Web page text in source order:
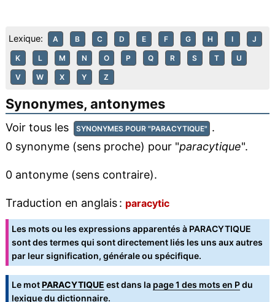
Lexique: A B C D E F G H I J
K L M N O P Q R S T U
V W X Y Z
Synonymes, antonymes
Voir tous les SYNONYMES POUR "PARACYTIQUE" .
0 synonyme (sens proche) pour "paracytique".
0 antonyme (sens contraire).
Traduction en anglais : paracytic
Les mots ou les expressions apparentés à PARACYTIQUE
sont des termes qui sont directement liés les uns aux autres
par leur signification, générale ou spécifique.
Le motPARACYTIQUE est dans la page 1 des mots en Pdu
lexique du dictionnaire.